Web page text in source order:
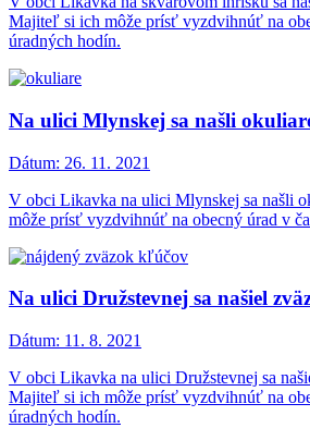
Majiteľ si ich môže prísť vyzdvihnúť na
úradných hodín.
Na ulici Mlynskej sa našli
Dátum: 26. 11. 2021
V obci Likavka na ulici Mlynskej sa našli
môže prísť vyzdvihnúť na obecný úrad v
Na ulici Družstevnej sa našiel
Dátum: 11. 8. 2021
V obci Likavka na ulici Družstevnej sa
Majiteľ si ich môže prísť vyzdvihnúť na
úradných hodín.